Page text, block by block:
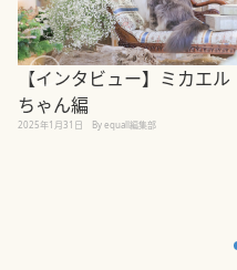
【インタビュー】ミカエル
ちゃん編
2025年1月31日 By equall編集部